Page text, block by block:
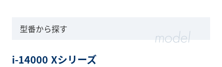
型番から探す
i-14000 Xシリーズ